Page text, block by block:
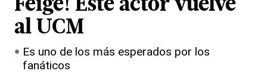
Feige! Este actor vuelve
al UCM
Es uno de los más esperados por los
fanáticos